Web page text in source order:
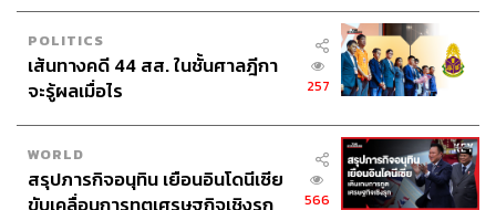
POLITICS
เส้นทางคดี 44 สส. ในชั้นศาลฎีกา
จะรู้ผลเมื่อไร
257
WORLD
สรุปภารกิจอนุทิน เยือนอินโดนีเซีย
566